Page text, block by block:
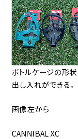
ボトルケージの形
出し入れができる。
画像左から
CANNIBAL XC